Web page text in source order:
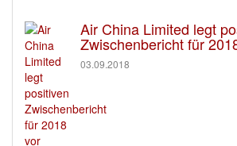
Air China Limited legt
Zwischenbericht für
03.09.2018